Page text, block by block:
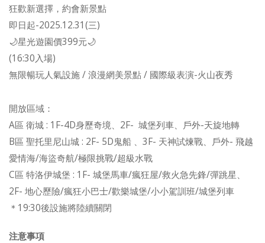
狂歡新選擇，約會新景點
即日起-2025.12.31(三)
🌙星光遊園價399元🌙
(16:30入場)
無限暢玩人氣設施 / 浪漫網美景點 / 國際級表演-火山夜秀
開放區域：
A區 衛城 : 1F-4D身歷奇境、2F- 城堡列車、戶外-天旋地轉
B區 聖托里尼山城 : 2F- 5D鬼船 、3F- 天神試煉戰、戶外- 飛越
愛情海/海盜奇航/極限挑戰/超級水戰
C區 特洛伊城堡 : 1F- 城堡馬車/瘋狂屋/救火急先鋒/彈跳星、
2F- 地心歷險/瘋狂小巴士/歡樂城堡/小小駕訓班/城堡列車
＊19:30後設施將陸續關閉
注意事項